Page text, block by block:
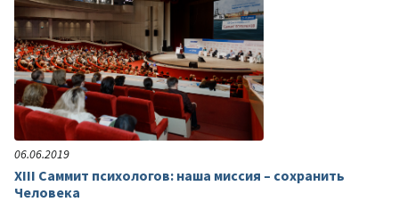
06.06.2019
XIII Саммит психологов: наша миссия – сохранить
Человека